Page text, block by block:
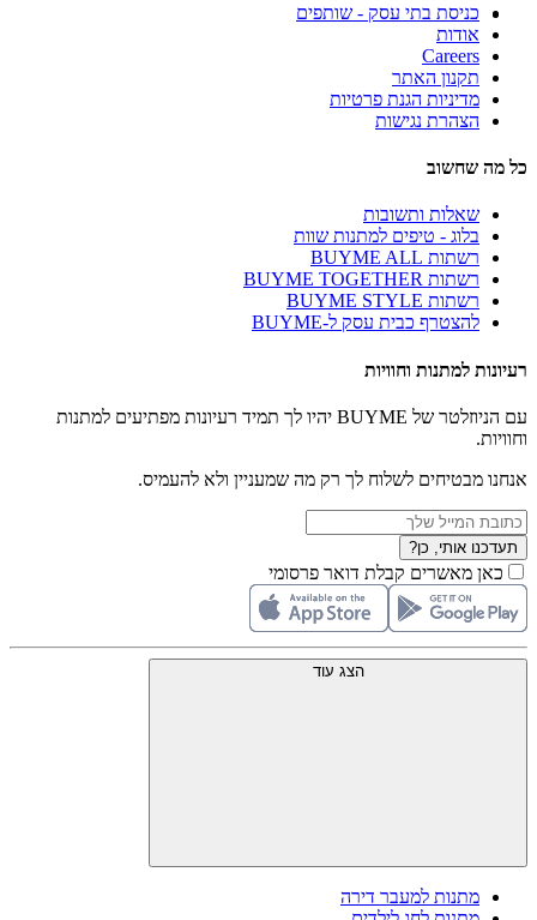
כניסת בתי עסק - שותפים
אודות
Careers
תקנון האתר
מדיניות הגנת פרטיות
הצהרת נגישות
כל מה שחשוב
שאלות ותשובות
בלוג - טיפים למתנות שוות
רשתות BUYME ALL
רשתות BUYME TOGETHER
רשתות BUYME STYLE
להצטרף כבית עסק ל-BUYME
רעיונות למתנות וחוויות
עם הניוזלטר של BUYME יהיו לך תמיד רעיונות מפתיעים למתנות
וחוויות.
אנחנו מבטיחים לשלוח לך רק מה שמעניין ולא להעמיס.
תעדכנו אותי, כן?
כאן מאשרים קבלת דואר פרסומי
הצג עוד
מתנות למעבר דירה